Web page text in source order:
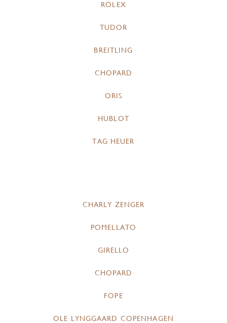
ROLEX
TUDOR
BREITLING
CHOPARD
ORIS
HUBLOT
TAG HEUER
CHARLY ZENGER
POMELLATO
GIRELLO
CHOPARD
FOPE
OLE LYNGGAARD COPENHAGEN